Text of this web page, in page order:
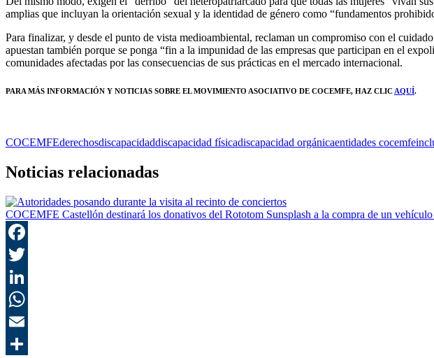
amplias que incluyan la orientación sexual y la identidad de género como “fundamentos
Para finalizar, y desde el punto de vista medioambiental, reclaman un compromiso con el
apuestan también porque se ponga “fin a la impunidad de las empresas que participan en el
comunidades afectadas por las consecuencias de sus prácticas en el mercado internacional.
PARA MÁS INFORMACIÓN Y NOTICIAS SOBRE EL MOVIMIENTO ASOCIATIVO DE COCEMFE, HAZ CLIC AQUÍ.
COCEMFEderechosdiscapacidaddiscapacidad físicadiscapacidad orgánicaentidades cocemfe
Noticias relacionadas
COCEMFE Castellón destinará los donativos del Rototom Sunsplash a la compra de un vehículo